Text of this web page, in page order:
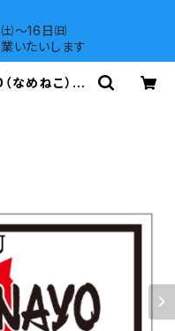
～16日㈰
いたいします
なめねこ）ご